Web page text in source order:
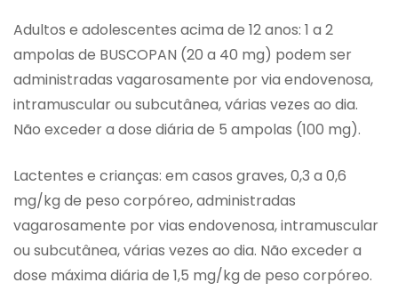
Adultos e adolescentes acima de 12 anos: 1 a 2
ampolas de BUSCOPAN (20 a 40 mg) podem ser
administradas vagarosamente por via endovenosa,
intramuscular ou subcutânea, várias vezes ao dia.
Não exceder a dose diária de 5 ampolas (100 mg).
Lactentes e crianças: em casos graves, 0,3 a 0,6
mg/kg de peso corpóreo, administradas
vagarosamente por vias endovenosa, intramuscular
ou subcutânea, várias vezes ao dia. Não exceder a
dose máxima diária de 1,5 mg/kg de peso corpóreo.